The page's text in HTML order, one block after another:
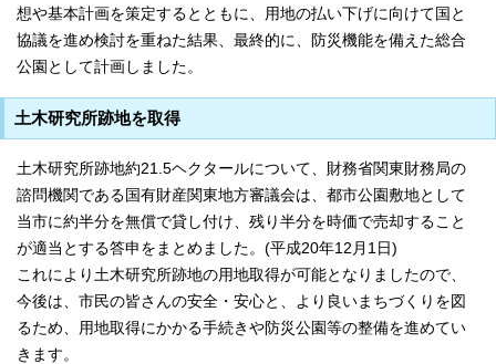
想や基本計画を策定するとともに、用地の払い下げに向けて国と
協議を進め検討を重ねた結果、最終的に、防災機能を備えた総合
公園として計画しました。
土木研究所跡地を取得
土木研究所跡地約21.5ヘクタールについて、財務省関東財務局の
諮問機関である国有財産関東地方審議会は、都市公園敷地として
当市に約半分を無償で貸し付け、残り半分を時価で売却すること
が適当とする答申をまとめました。(平成20年12月1日)
これにより土木研究所跡地の用地取得が可能となりましたので、
今後は、市民の皆さんの安全・安心と、より良いまちづくりを図
るため、用地取得にかかる手続きや防災公園等の整備を進めてい
きます。